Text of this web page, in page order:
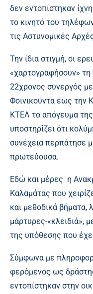
δεν εντοπίστηκαν
το κινητό του
τις Αστυνομικές
Την ίδια στιγμή, οι
«χαρτογραφήσουν»
22χρονος συνεργός
Φοινικούντα έως την
ΚΤΕΛ το απόγευμα
υποστηρίζει ότι
συνέχεια περπάτησε
πρωτεύουσα.
Εδώ και μέρες η
Καλαμάτας που
και μεθοδικά βήματα,
μάρτυρες-«κλειδιά»,
της υπόθεσης που
Σύμφωνα με
φερόμενος ως
εντοπίστηκαν στην